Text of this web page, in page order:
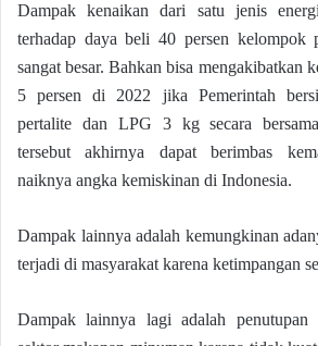
Dampak kenaikan dari satu jenis
terhadap daya beli 40 persen kelompok
sangat besar. Bahkan bisa mengakibatkan
5 persen di 2022 jika Pemerintah
pertalite dan LPG 3 kg secara
tersebut akhirnya dapat berimbas
naiknya angka kemiskinan di Indonesia.
Dampak lainnya adalah kemungkinan
terjadi di masyarakat karena ketimpangan
Dampak lainnya lagi adalah